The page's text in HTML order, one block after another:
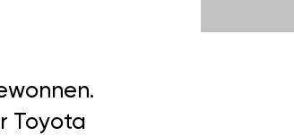
Toyota